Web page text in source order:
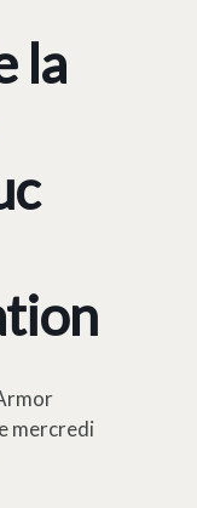
la
mercredi